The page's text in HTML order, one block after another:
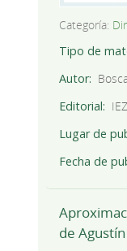
Categoría:
Tipo de
Autor
Editorial
Lugar de
Fecha de
de